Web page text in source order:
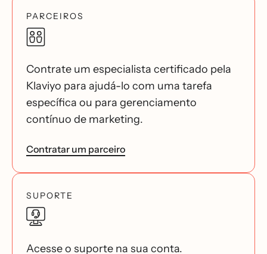
PARCEIROS
Contrate um especialista certificado pela
Klaviyo para ajudá-lo com uma tarefa
específica ou para gerenciamento
contínuo de marketing.
Contratar um parceiro
SUPORTE
Acesse o suporte na sua conta.